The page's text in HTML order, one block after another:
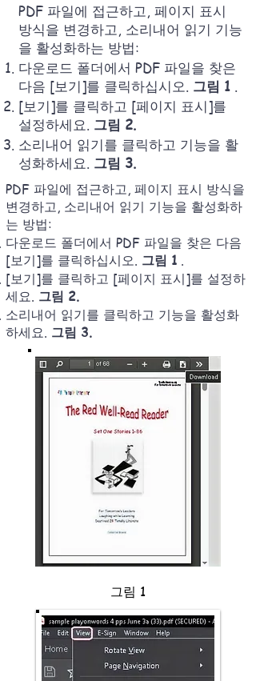
PDF 파일에 접근하고, 페이지 표시
방식을 변경하고, 소리내어 읽기 기능
을 활성화하는 방법:
다운로드 폴더에서 PDF 파일을 찾은
다음 [보기]를 클릭하십시오. 그림 1 .
[보기]를 클릭하고 [페이지 표시]를
설정하세요. 그림 2.
소리내어 읽기를 클릭하고 기능을 활
성화하세요. 그림 3.
PDF 파일에 접근하고, 페이지 표시 방식을
변경하고, 소리내어 읽기 기능을 활성화하
는 방법:
다운로드 폴더에서 PDF 파일을 찾은 다음
[보기]를 클릭하십시오. 그림 1 .
[보기]를 클릭하고 [페이지 표시]를 설정하
세요. 그림 2.
소리내어 읽기를 클릭하고 기능을 활성화
하세요. 그림 3.
그림 1